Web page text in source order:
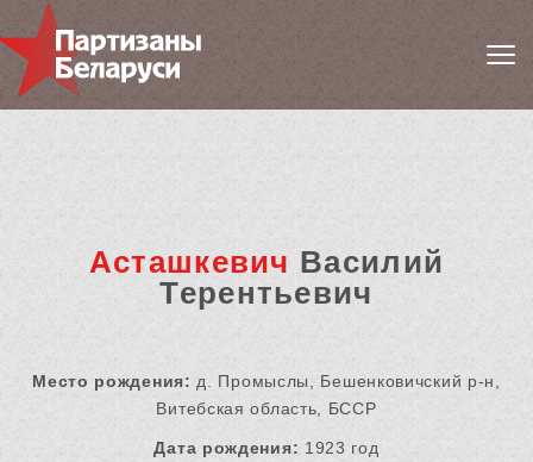
Асташкевич Василий
Терентьевич
Место рождения: д. Промыслы, Бешенковичский р-н,
Витебская область, БССР
Дата рождения: 1923 год